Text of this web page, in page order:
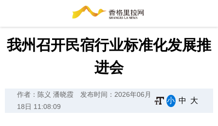
我州召开民宿行业标准化发展推
进会
作者：陈义 潘晓霞
发布时间：2026年06月
18日 11:08:09
小 中 大